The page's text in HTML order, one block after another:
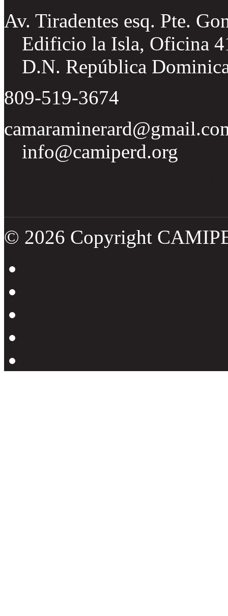
Av. Tiradentes esq. Pte.
Edificio la Isla, Oficina
D.N. República
809-519-3674
info@camiperd.org
© 2026 Copyright